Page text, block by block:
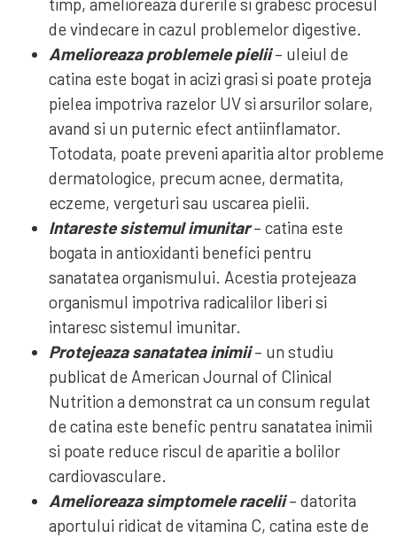
de vindecare in cazul problemelor digestive.
Amelioreaza problemele pielii– uleiul de
catina este bogat in acizi grasi si poate proteja
pielea impotriva razelor UV si arsurilor solare,
avand si un puternic efect antiinflamator.
Totodata, poate preveni aparitia altor probleme
dermatologice, precum acnee, dermatita,
eczeme, vergeturi sau uscarea pielii.
Intareste sistemul imunitar– catina este
bogata in antioxidanti benefici pentru
sanatatea organismului. Acestia protejeaza
organismul impotriva radicalilor liberi si
intaresc sistemul imunitar.
Protejeaza sanatatea inimii– un studiu
publicat de American Journal of Clinical
Nutrition a demonstrat ca un consum regulat
de catina este benefic pentru sanatatea inimii
si poate reduce riscul de aparitie a bolilor
cardiovasculare.
Amelioreaza simptomele racelii– datorita
aportului ridicat de vitamina C, catina este de